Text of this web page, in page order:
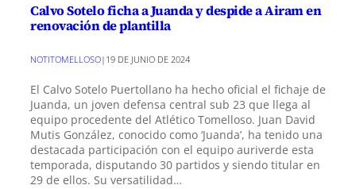
Calvo Sotelo ficha a Juanda y despide a Airam en
renovación de plantilla
NOTITOMELLOSO| 19 DE JUNIO DE 2024
El Calvo Sotelo Puertollano ha hecho oficial el fichaje de
Juanda, un joven defensa central sub 23 que llega al
equipo procedente del Atlético Tomelloso. Juan David
Mutis González, conocido como ‘Juanda’, ha tenido una
destacada participación con el equipo auriverde esta
temporada, disputando 30 partidos y siendo titular en
29 de ellos. Su versatilidad…